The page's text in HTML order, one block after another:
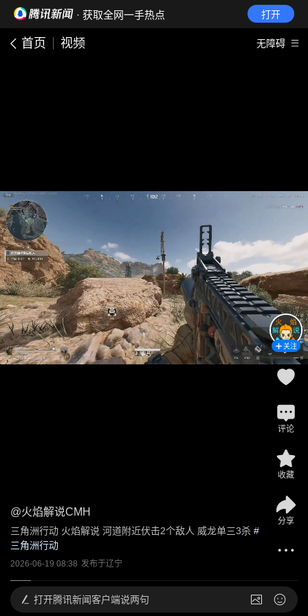
· 获取全网一手热点 打开
首页 视频 无障碍
@火焰解说CMH
三角洲行动 火焰解说 河道附近伏击2个敌人 威龙单三3杀 #
三角洲行动
2026-06-19 08:38 发布于辽宁
关注
评论
收藏
分享
打开腾讯新闻客户端说两句